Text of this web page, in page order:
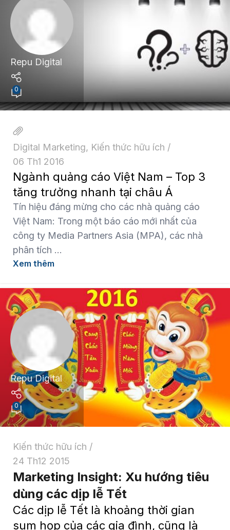
Repu Digital
0
Digital Marketing, Kiến thức hữu ích
06 Th1 2016
Ngành quảng cáo Việt Nam – Top 3
tăng trưởng nhanh tại châu Á
Tín hiệu đáng mừng cho các nhà quảng cáo
Việt Nam: Trong một báo cáo mới nhất của
công ty Media Partners Asia (MPA), các nhà
phân tích ...
Xem thêm
Repu Digital
0
Kiến thức hữu ích
24 Th12 2015
Marketing Insight: Xu hướng tiêu
dùng các dịp lễ Tết
Các dịp lễ Tết là khoảng thời gian
sum họp của các gia đình, cũng là